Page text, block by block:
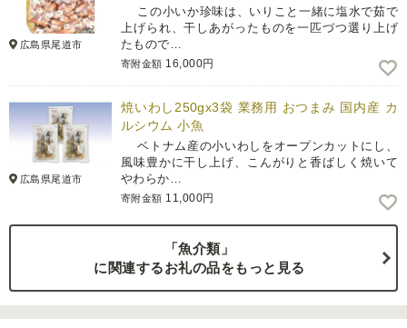
広島県尾道市
この小いか珍味は、いりこと一緒に塩水で茹で
上げられ、干しあがったものを一匹づつ選り上げ
たもので…
寄附金額 16,000円
広島県尾道市
焼いわし250gx3袋 業務用 おつまみ 国内産 カ
ルシウム 小魚
ベトナム産の小いわしをオープンカットにし、
風味豊かに干し上げ、こんがりと香ばしく焼いて
やわらか…
寄附金額 11,000円
「魚介類」
に関連するお礼の品をもっと見る